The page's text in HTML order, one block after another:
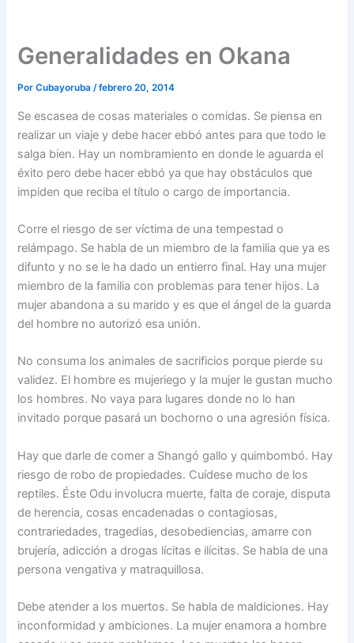
Generalidades en Okana
PorCubayoruba/febrero 20, 2014
Se escasea de cosas materiales o comidas. Se piensa en
realizar un viaje y debe hacer ebbó antes para que todo le
salga bien. Hay un nombramiento en donde le aguarda el
éxito pero debe hacer ebbó ya que hay obstáculos que
impiden que reciba el título o cargo de importancia.
Corre el riesgo de ser víctima de una tempestad o
relámpago. Se habla de un miembro de la familia que ya es
difunto y no se le ha dado un entierro final. Hay una mujer
miembro de la familia con problemas para tener hijos. La
mujer abandona a su marido y es que el ángel de la guarda
del hombre no autorizó esa unión.
No consuma los animales de sacrificios porque pierde su
validez. El hombre es mujeriego y la mujer le gustan mucho
los hombres. No vaya para lugares donde no lo han
invitado porque pasará un bochorno o una agresión física.
Hay que darle de comer a Shangó gallo y quimbombó. Hay
riesgo de robo de propiedades. Cuídese mucho de los
reptiles. Éste Odu involucra muerte, falta de coraje, disputa
de herencia, cosas encadenadas o contagiosas,
contrariedades, tragedias, desobediencias, amarre con
brujería, adicción a drogas lícitas e ilícitas. Se habla de una
persona vengativa y matraquillosa.
Debe atender a los muertos. Se habla de maldiciones. Hay
inconformidad y ambiciones. La mujer enamora a hombre